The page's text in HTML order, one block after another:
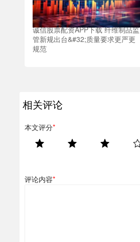
诚信股票配资APP下载 纤维制品监
管新规出台&#32;质量要求更严更
规范
相关评论
本文评分*
评论内容*